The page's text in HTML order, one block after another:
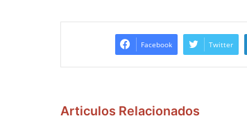
Facebook Twitter
Articulos Relacionados